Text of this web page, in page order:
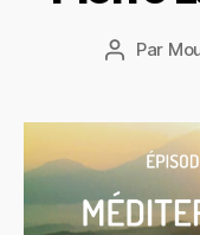
Auteur
Par